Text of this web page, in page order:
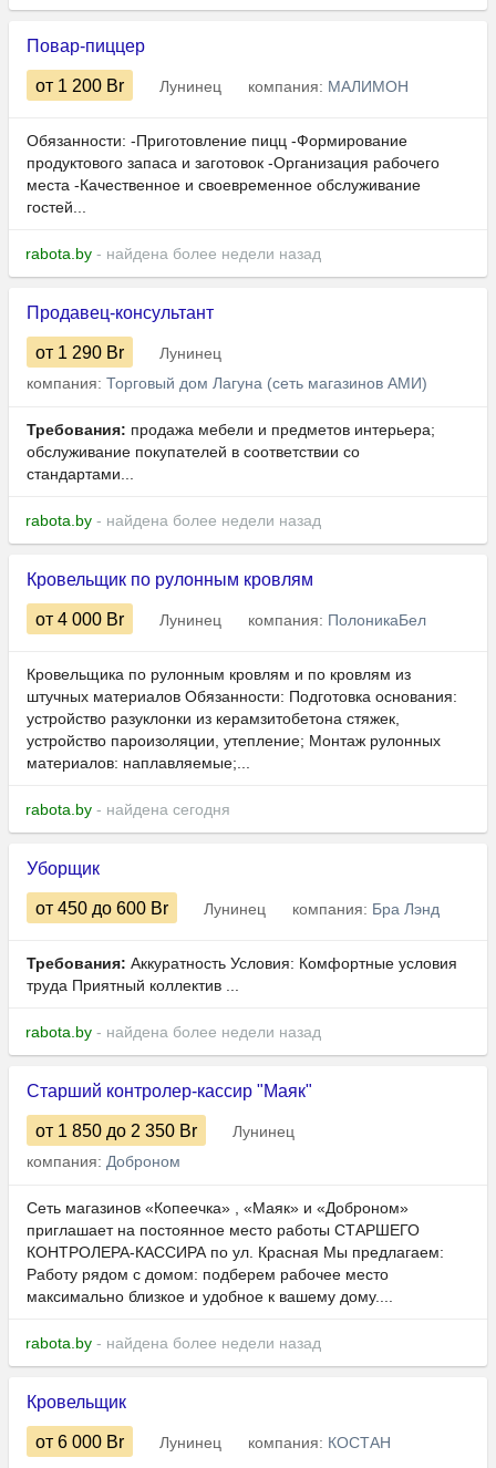
Повар-пиццер
от 1 200 Br Лунинец компания: МАЛИМОН
Обязанности: -Приготовление пицц -Формирование
продуктового запаса и заготовок -Организация рабочего
места -Качественное и своевременное обслуживание
гостей...
rabota.by - найдена более недели назад
Продавец-консультант
от 1 290 Br
Лунинец
компания: Торговый дом Лагуна (сеть магазинов АМИ)
Требования: продажа мебели и предметов интерьера;
обслуживание покупателей в соответствии со
стандартами...
rabota.by - найдена более недели назад
Кровельщик по рулонным кровлям
от 4 000 Br Лунинец компания: ПолоникаБел
Кровельщика по рулонным кровлям и по кровлям из
штучных материалов Обязанности: Подготовка основания:
устройство разуклонки из керамзитобетона стяжек,
устройство пароизоляции, утепление; Монтаж рулонных
материалов: наплавляемые;...
rabota.by - найдена сегодня
Уборщик
от 450 до 600 Br Лунинец компания: Бра Лэнд
Требования: Аккуратность Условия: Комфортные условия
труда Приятный коллектив ...
rabota.by - найдена более недели назад
Старший контролер-кассир "Маяк"
от 1 850 до 2 350 Br
Лунинец
компания: Доброном
Сеть магазинов «Копеечка» , «Маяк» и «Доброном»
приглашает на постоянное место работы СТАРШЕГО
КОНТРОЛЕРА-КАССИРА по ул. Красная Мы предлагаем:
Работу рядом с домом: подберем рабочее место
максимально близкое и удобное к вашему дому....
rabota.by - найдена более недели назад
Кровельщик
от 6 000 Br Лунинец компания: КОСТАН